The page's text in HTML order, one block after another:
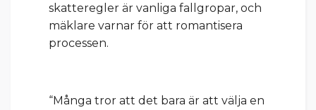
skatteregler är vanliga fallgropar, och
mäklare varnar för att romantisera
processen.
“Många tror att det bara är att välja en